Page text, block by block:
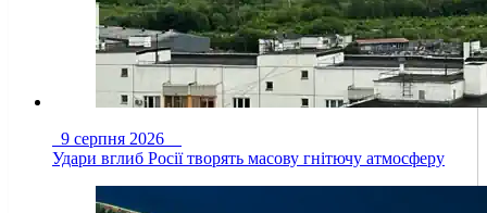
9 серпня 2026
Удари вглиб Росії творять масову гнітючу атмосферу